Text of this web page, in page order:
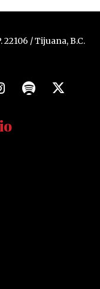
22106 / Tijuana, B.C.